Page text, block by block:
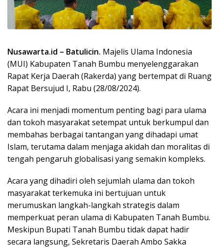
Nusawarta.id – Batulicin. Majelis Ulama Indonesia
(MUI) Kabupaten Tanah Bumbu menyelenggarakan
Rapat Kerja Daerah (Rakerda) yang bertempat di Ruang
Rapat Bersujud I, Rabu (28/08/2024).
Acara ini menjadi momentum penting bagi para ulama
dan tokoh masyarakat setempat untuk berkumpul dan
membahas berbagai tantangan yang dihadapi umat
Islam, terutama dalam menjaga akidah dan moralitas di
tengah pengaruh globalisasi yang semakin kompleks.
Acara yang dihadiri oleh sejumlah ulama dan tokoh
masyarakat terkemuka ini bertujuan untuk
merumuskan langkah-langkah strategis dalam
memperkuat peran ulama di Kabupaten Tanah Bumbu.
Meskipun Bupati Tanah Bumbu tidak dapat hadir
secara langsung, Sekretaris Daerah Ambo Sakka